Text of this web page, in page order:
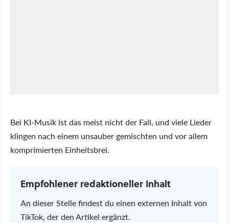
Bei KI-Musik ist das meist nicht der Fall, und viele Lieder
klingen nach einem unsauber gemischten und vor allem
komprimierten Einheitsbrei.
Empfohlener redaktioneller Inhalt
An dieser Stelle findest du einen externen Inhalt von
TikTok, der den Artikel ergänzt.